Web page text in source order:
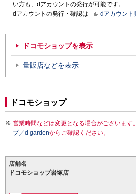
い方も、dアカウントの発行が可能です。
dアカウントの発行・確認は「
dアカウント
ドコモショップを表示
量販店などを表示
ドコモショップ
営業時間などは変更となる場合がございます
プ／d gardenからご確認ください。
店舗名
ドコモショップ岩塚店